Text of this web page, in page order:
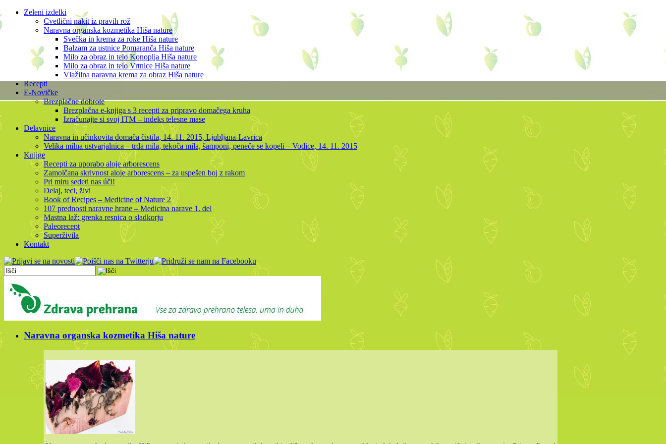
Zeleni izdelki
Cvetlični nakit iz pravih rož
Naravna organska kozmetika Hiša nature
Svečka in krema za roke Hiša nature
Balzam za ustnice Pomaranča Hiša nature
Milo za obraz in telo Konoplja Hiša nature
Milo za obraz in telo Vrtnice Hiša nature
Vlažilna naravna krema za obraz Hiša nature
Recepti
E-Novičke
Brezplačne dobrote
Brezplačna e-knjiga s 3 recepti za pripravo domačega kruha
Izračunajte si svoj ITM – indeks telesne mase
Delavnice
Naravna in učinkovita domača čistila, 14. 11. 2015, Ljubljana-Lavrica
Velika milna ustvarjalnica – trda mila, tekoča mila, šamponi, peneče se kopeli – Vodice, 14. 11. 2015
Knjige
Recepti za uporabo aloje arborescens
Zamolčana skrivnost aloje arborescens – za uspešen boj z rakom
Pri miru sedeti nas úči!
Delaj, teci, živi
Book of Recipes – Medicine of Nature 2
107 prednosti naravne hrane – Medicina narave 1. del
Mastna laž: grenka resnica o sladkorju
Paleorecept
Superživila
Kontakt
Naravna organska kozmetika Hiša nature